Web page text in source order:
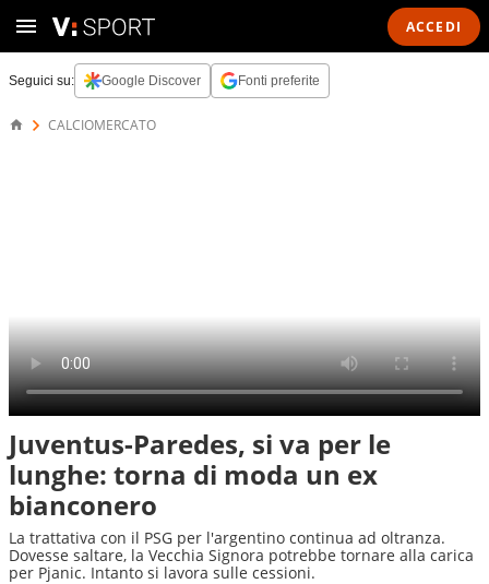
ACCEDI
Seguici su: Google Discover Fonti preferite
CALCIOMERCATO
Juventus-Paredes, si va per le
lunghe: torna di moda un ex
bianconero
La trattativa con il PSG per l'argentino continua ad oltranza.
Dovesse saltare, la Vecchia Signora potrebbe tornare alla carica
per Pjanic. Intanto si lavora sulle cessioni.